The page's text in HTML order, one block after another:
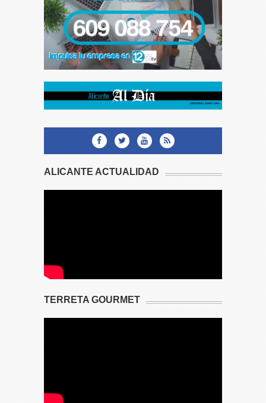
ALICANTE ACTUALIDAD
TERRETA GOURMET